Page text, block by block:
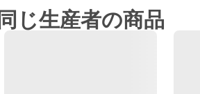
同じ生産者の商品